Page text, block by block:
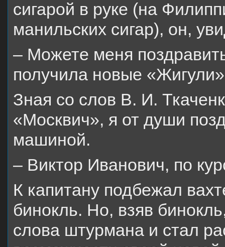
сигарой в руке (на
манильских сигар), он,
– Можете меня
получила новые
Зная со слов В. И.
«Москвич», я от души
машиной.
– Виктор Иванович, по
К капитану подбежал
бинокль. Но, взяв
слова штурмана и стал